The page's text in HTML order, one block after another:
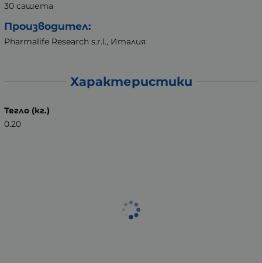
30 сашета
Производител:
Pharmalife Research s.r.l., Италия
Характеристики
Тегло (кг.)
0.20